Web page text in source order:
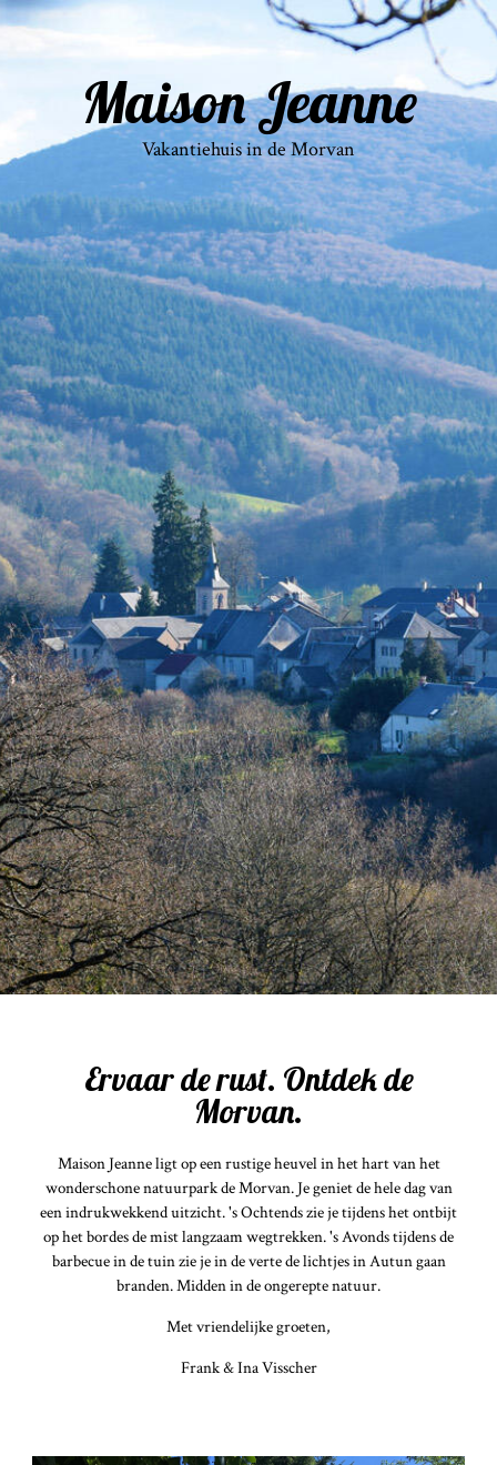
Maison Jeanne
Vakantiehuis in de Morvan
Ervaar de rust. Ontdek de
Morvan.
Maison Jeanne ligt op een rustige heuvel in het hart van het
wonderschone natuurpark de Morvan. Je geniet de hele dag van
een indrukwekkend uitzicht. 's Ochtends zie je tijdens het ontbijt
op het bordes de mist langzaam wegtrekken. 's Avonds tijdens de
barbecue in de tuin zie je in de verte de lichtjes in Autun gaan
branden. Midden in de ongerepte natuur.
Met vriendelijke groeten,
Frank & Ina Visscher